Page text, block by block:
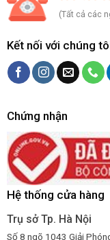
(Tất cả các
Kết nối với chúng
Chứng nhận
Hệ thống cửa hàng
Trụ sở Tp. Hà Nội
Số 8 ngõ 1043 Giải